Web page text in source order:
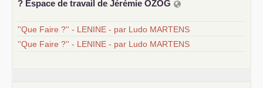
? Espace de travail de Jérémie OZOG
''Que Faire ?'' - LENINE - par Ludo MARTENS
''Que Faire ?'' - LENINE - par Ludo MARTENS